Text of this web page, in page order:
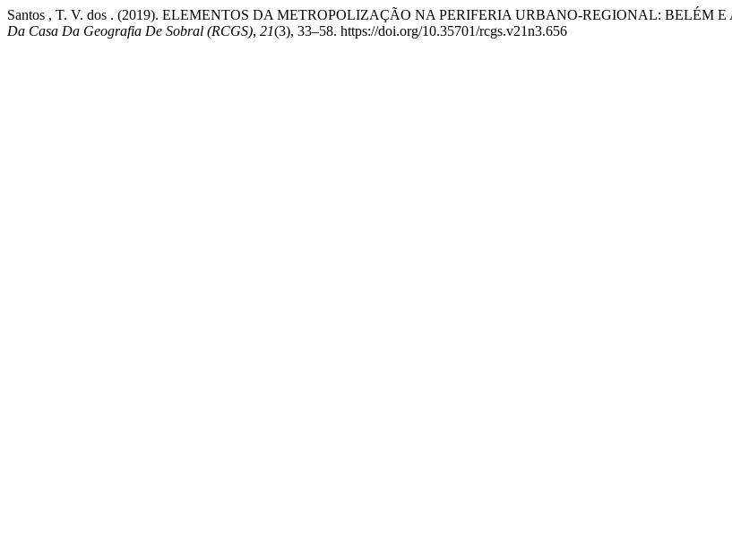
Santos , T. V. dos . (2019). ELEMENTOS DA METROPOLIZAÇÃO NA PERIFERIA URBANO-REGIONAL:
Da Casa Da Geografia De Sobral (RCGS), 21(3), 33–58. https://doi.org/10.35701/rcgs.v21n3.656